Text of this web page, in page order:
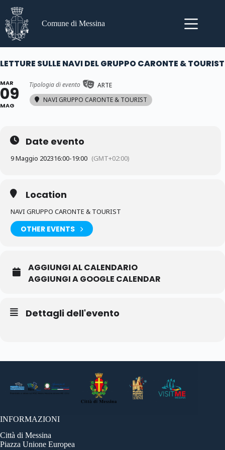
contenuto
Comune di Messina
LETTURE SULLE NAVI DEL GRUPPO CARONTE & TOURIST
MAR
09
MAG
Tipologia di evento
ARTE
NAVI GRUPPO CARONTE & TOURIST
Date evento
9 Maggio 202316:00-19:00 (GMT+02:00)
Location
NAVI GRUPPO CARONTE & TOURIST
OTHER EVENTS
AGGIUNGI AL CALENDARIO
AGGIUNGI A GOOGLE CALENDAR
Dettagli dell'evento
INFORMAZIONI
Città di Messina
Piazza Unione Europea